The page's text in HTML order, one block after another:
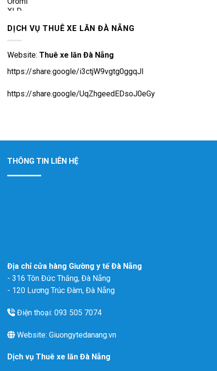
8.900.000 ₫.là:
DỊCH VỤ THUÊ XE LĂN ĐÀ NẴNG
Website: Thuê xe lăn Đà Nẵng
https://share.google/i3ctjW9vgtg0ggqJl
https://share.google/UqZhgeedEDsoJ0eGy
THÔNG TIN LIÊN HỆ
Địa chỉ cửa hàng Giường y tế Đà Nẵng
- 316 Tôn Đức Thắng, Đà Nẵng
- 120 Lương Trúc Đàm, Đà Nẵng
Điện thoại: 093 505 7074
Website: Giuongytedanang.vn
Dịch vụ Thuê xe lăn Đà Nẵng